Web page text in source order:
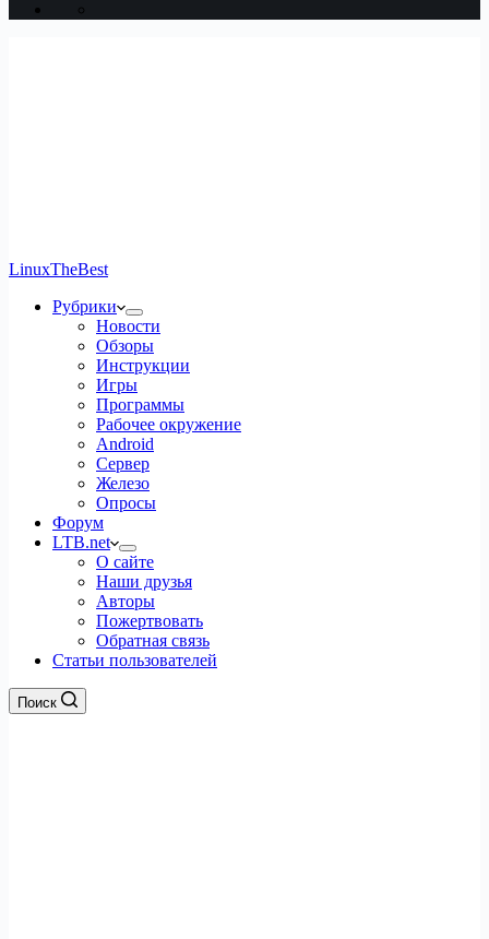
LinuxTheBest
Рубрики
Новости
Обзоры
Инструкции
Игры
Программы
Рабочее окружение
Android
Сервер
Железо
Опросы
Форум
LTB.net
О сайте
Наши друзья
Авторы
Пожертвовать
Обратная связь
Статьи пользователей
Поиск